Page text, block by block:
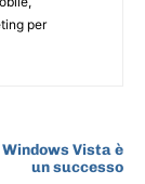
per
Vista è
un successo